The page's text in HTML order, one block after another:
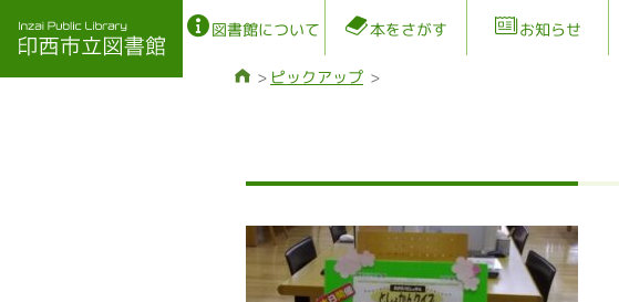
図書館について 本をさがす お知らせ
ピックアップ